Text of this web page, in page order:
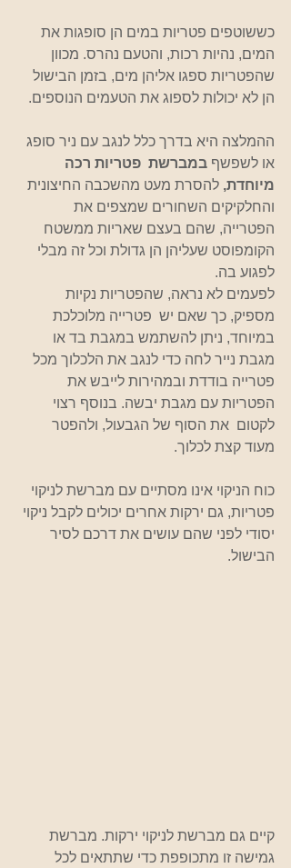
כששוטפים פטריות במים הן סופגות את
המים, נהיות רכות, והטעם נהרס. מכוון
שהפטריות ספגו אליהן מים, בזמן הבישול
הן לא יכולות לספוג את הטעמים הנוספים.
ההמלצה היא בדרך כלל לנגב עם ניר סופג
או לשפשף במברשת  פטריות רכה
מיוחדת, להסרת מעט מהשכבה החיצונית
והחלקיקים השחורים שמצפים את
הפטרייה, שהם בעצם שאריות ממשטח
הקומפוסט שעליהן הן גדולת וכל זה מבלי
לפגוע בה.
לפעמים לא נראה, שהפטריות נקיות
מספיק, כך שאם יש  פטרייה מלוכלכת
במיוחד, ניתן להשתמש במגבת בד או
מגבת נייר לחה כדי לנגב את הלכלוך מכל
פטרייה בודדת ובמהירות לייבש את
הפטריות עם מגבת יבשה. בנוסף רצוי
לקטום  את הסוף של הגבעול, ולהפטר
מעוד קצת לכלוך.
כוח הניקוי אינו מסתיים עם מברשת לניקוי
פטריות, גם ירקות אחרים יכולים לקבל ניקוי
יסודי לפני שהם עושים את דרכם לסיר
הבישול.
קיים גם מברשת לניקוי ירקות. מברשת
גמישה זו מתכופפת כדי שתתאים לכל